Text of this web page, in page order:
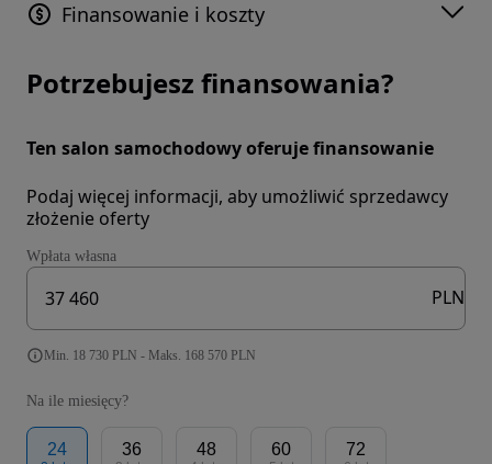
Finansowanie i koszty
Potrzebujesz finansowania?
Ten salon samochodowy oferuje finansowanie
Podaj więcej informacji, aby umożliwić sprzedawcy
złożenie oferty
Wpłata własna
PLN
Min. 18 730 PLN - Maks. 168 570 PLN
Na ile miesięcy?
24 36 48 60 72